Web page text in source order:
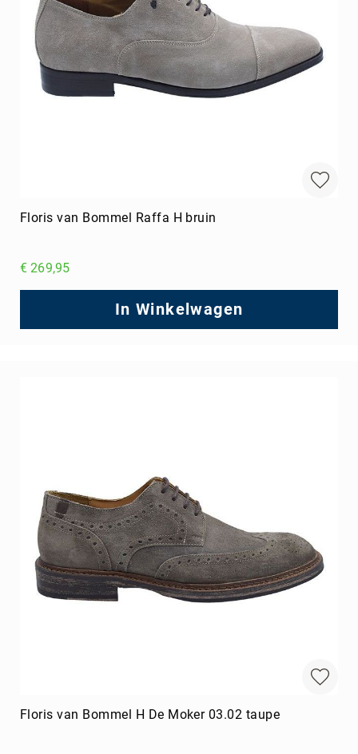
Floris van Bommel Raffa H bruin
€ 269,95
In Winkelwagen
Floris van Bommel H De Moker 03.02 taupe